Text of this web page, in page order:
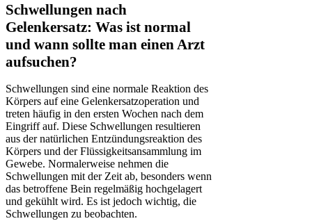
Schwellungen nach
Gelenkersatz: Was ist normal
und wann sollte man einen Arzt
aufsuchen?
Schwellungen sind eine normale Reaktion des
Körpers auf eine Gelenkersatzoperation und
treten häufig in den ersten Wochen nach dem
Eingriff auf. Diese Schwellungen resultieren
aus der natürlichen Entzündungsreaktion des
Körpers und der Flüssigkeitsansammlung im
Gewebe. Normalerweise nehmen die
Schwellungen mit der Zeit ab, besonders wenn
das betroffene Bein regelmäßig hochgelagert
und gekühlt wird. Es ist jedoch wichtig, die
Schwellungen zu beobachten.